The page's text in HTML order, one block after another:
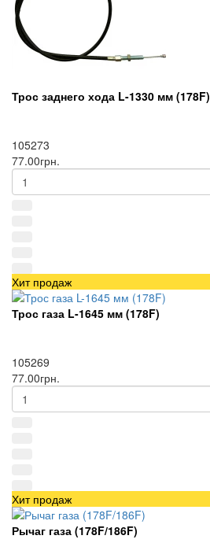
Трос заднего хода L-1330 мм (178F)
105273
77.00грн.
Хит продаж
Трос газа L-1645 мм (178F)
105269
77.00грн.
Хит продаж
Рычаг газа (178F/186F)